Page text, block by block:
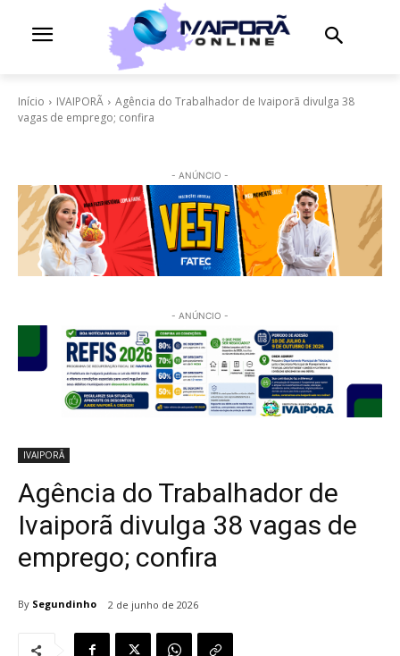
Início IVAIPORÃ
Agência do Trabalhador de Ivaiporã divulga 38
vagas de emprego; confira
- ANÚNCIO -
- ANÚNCIO -
IVAIPORÃ
Agência do Trabalhador de
Ivaiporã divulga 38 vagas de
emprego; confira
By Segundinho 2 de junho de 2026